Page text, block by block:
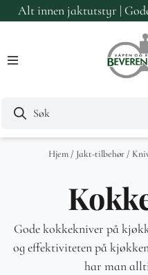
Hopp til innhold
Alt innen jaktutstyr |
Hjem / Jakt-tilbehør /
Gode kokkekniver på
og effektiviteten på
har man